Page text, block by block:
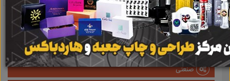
گروه ها
املاک
صنعتی